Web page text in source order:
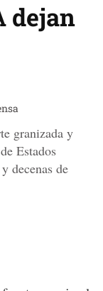
dejan
granizada y
Estados
decenas de